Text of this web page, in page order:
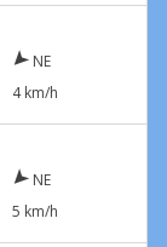
NE
4 km/h
NE
5 km/h